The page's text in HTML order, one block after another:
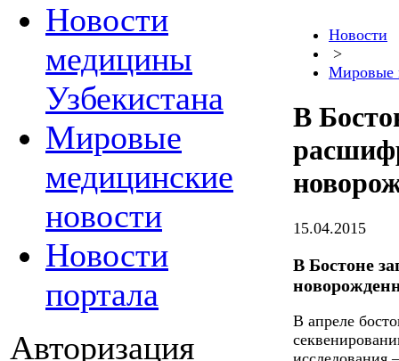
Новости
медицины
Узбекистана
Мировые
медицинские
новости
Новости
портала
Авторизация
Новости
>
Мировые
В
15.04.2015
В Бостоне
В апреле